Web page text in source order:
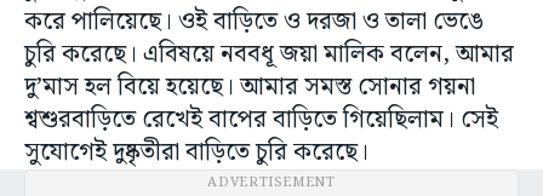
করে পালিয়েছে। ওই বাড়িতে ও দরজা ও তালা ভেঙে
চুরি করেছে। এবিষয়ে নববধূ জয়া মালিক বলেন, আমার
দু’মাস হল বিয়ে হয়েছে। আমার সমস্ত সোনার গয়না
শ্বশুরবাড়িতে রেখেই বাপের বাড়িতে গিয়েছিলাম। সেই
সুযোগেই দুষ্কৃতীরা বাড়িতে চুরি করেছে।
ADVERTISEMENT